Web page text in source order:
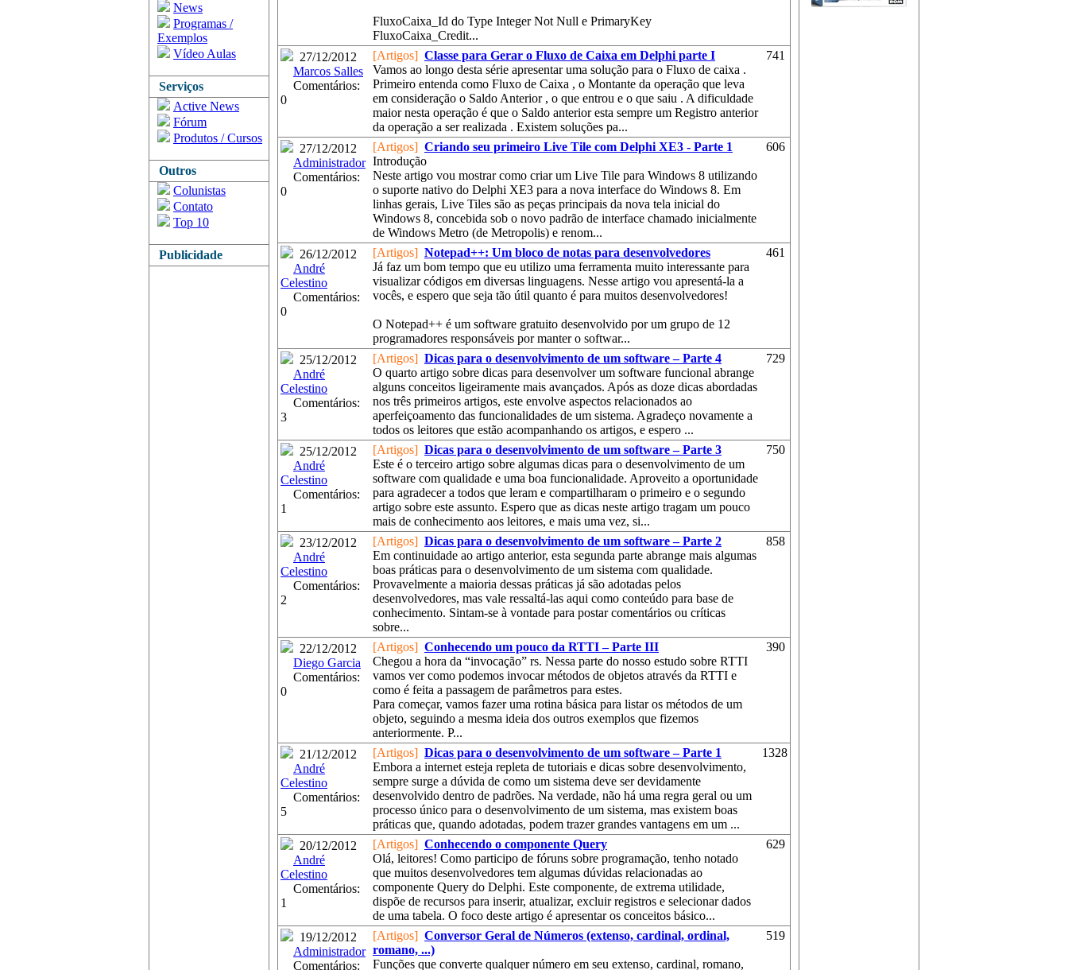
News
Programas /
Exemplos
Vídeo Aulas
Serviços
Active News
Fórum
Produtos / Cursos
Outros
Colunistas
Contato
Top 10
Publicidade
FluxoCaixa_Id do Type Integer Not Null e PrimaryKey
FluxoCaixa_Credit...
27/12/2012
Marcos Salles
Comentários:
0
[Artigos] Classe para Gerar o Fluxo de Caixa em Delphi parte I
Vamos ao longo desta série apresentar uma solução para o Fluxo de caixa .
Primeiro entenda como Fluxo de Caixa , o Montante da operação que leva
em consideração o Saldo Anterior , o que entrou e o que saiu . A dificuldade
maior nesta operação é que o Saldo anterior esta sempre um Registro anterior
da operação a ser realizada . Existem soluções pa...
741
27/12/2012
Administrador
Comentários:
0
[Artigos] Criando seu primeiro Live Tile com Delphi XE3 - Parte 1
Introdução
Neste artigo vou mostrar como criar um Live Tile para Windows 8 utilizando
o suporte nativo do Delphi XE3 para a nova interface do Windows 8. Em
linhas gerais, Live Tiles são as peças principais da nova tela inicial do
Windows 8, concebida sob o novo padrão de interface chamado inicialmente
de Windows Metro (de Metropolis) e renom...
606
26/12/2012
André
Celestino
Comentários:
0
[Artigos] Notepad++: Um bloco de notas para desenvolvedores
Já faz um bom tempo que eu utilizo uma ferramenta muito interessante para
visualizar códigos em diversas linguagens. Nesse artigo vou apresentá-la a
vocês, e espero que seja tão útil quanto é para muitos desenvolvedores!
O Notepad++ é um software gratuito desenvolvido por um grupo de 12
programadores responsáveis por manter o softwar...
461
25/12/2012
André
Celestino
Comentários:
3
[Artigos] Dicas para o desenvolvimento de um software – Parte 4
O quarto artigo sobre dicas para desenvolver um software funcional abrange
alguns conceitos ligeiramente mais avançados. Após as doze dicas abordadas
nos três primeiros artigos, este envolve aspectos relacionados ao
aperfeiçoamento das funcionalidades de um sistema. Agradeço novamente a
todos os leitores que estão acompanhando os artigos, e espero ...
729
25/12/2012
André
Celestino
Comentários:
1
[Artigos] Dicas para o desenvolvimento de um software – Parte 3
Este é o terceiro artigo sobre algumas dicas para o desenvolvimento de um
software com qualidade e uma boa funcionalidade. Aproveito a oportunidade
para agradecer a todos que leram e compartilharam o primeiro e o segundo
artigo sobre este assunto. Espero que as dicas neste artigo tragam um pouco
mais de conhecimento aos leitores, e mais uma vez, si...
750
23/12/2012
André
Celestino
Comentários:
2
[Artigos] Dicas para o desenvolvimento de um software – Parte 2
Em continuidade ao artigo anterior, esta segunda parte abrange mais algumas
boas práticas para o desenvolvimento de um sistema com qualidade.
Provavelmente a maioria dessas práticas já são adotadas pelos
desenvolvedores, mas vale ressaltá-las aqui como conteúdo para base de
conhecimento. Sintam-se à vontade para postar comentários ou críticas
sobre...
858
22/12/2012
Diego Garcia
Comentários:
0
[Artigos] Conhecendo um pouco da RTTI – Parte III
Chegou a hora da “invocação” rs. Nessa parte do nosso estudo sobre RTTI
vamos ver como podemos invocar métodos de objetos através da RTTI e
como é feita a passagem de parâmetros para estes.
Para começar, vamos fazer uma rotina básica para listar os métodos de um
objeto, seguindo a mesma ideia dos outros exemplos que fizemos
anteriormente. P...
390
21/12/2012
André
Celestino
Comentários:
5
[Artigos] Dicas para o desenvolvimento de um software – Parte 1
Embora a internet esteja repleta de tutoriais e dicas sobre desenvolvimento,
sempre surge a dúvida de como um sistema deve ser devidamente
desenvolvido dentro de padrões. Na verdade, não há uma regra geral ou um
processo único para o desenvolvimento de um sistema, mas existem boas
práticas que, quando adotadas, podem trazer grandes vantagens em um ...
1328
20/12/2012
André
Celestino
Comentários:
1
[Artigos] Conhecendo o componente Query
Olá, leitores! Como participo de fóruns sobre programação, tenho notado
que muitos desenvolvedores tem algumas dúvidas relacionadas ao
componente Query do Delphi. Este componente, de extrema utilidade,
dispõe de recursos para inserir, atualizar, excluir registros e selecionar dados
de uma tabela. O foco deste artigo é apresentar os conceitos básico...
629
19/12/2012
Administrador
Comentários:
[Artigos] Conversor Geral de Números (extenso, cardinal, ordinal,
romano, ...)
Funções que converte qualquer número em seu extenso, cardinal, romano,
519